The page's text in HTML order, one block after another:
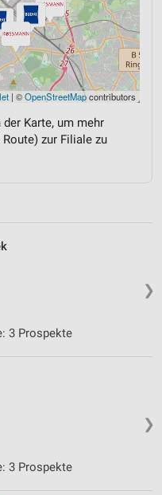
| ©OpenStreetMapcontributors
Karte, um mehr
zur Filiale zu
❯
3 Prospekte
❯
3 Prospekte